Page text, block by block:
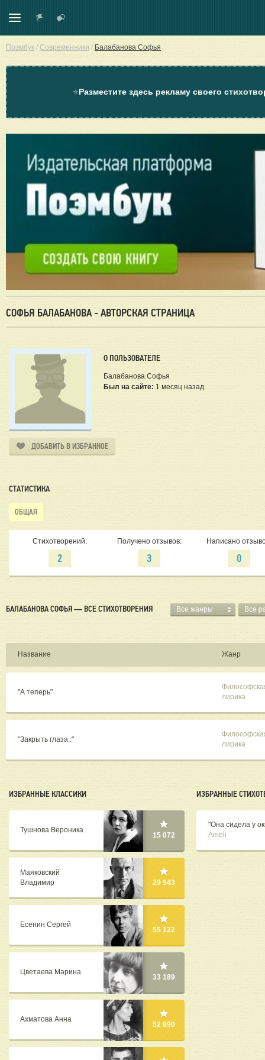
Поэмбук / Современники / Балабанова Софья
⭐Разместите здесь рекламу своего
СОФЬЯ БАЛАБАНОВА - АВТОРСКАЯ СТРАНИЦА
О ПОЛЬЗОВАТЕЛЕ
Балабанова Софья
Был на сайте: 1 месяц назад.
ДОБАВИТЬ В ИЗБРАННОЕ
СТАТИСТИКА
ОБЩАЯ
Стихотворений:
2
Получено отзывов:
3
Написано
0
БАЛАБАНОВА СОФЬЯ — ВСЕ СТИХОТВОРЕНИЯ Все жанры Все
Название Жанр
"А теперь"
лирика
"Закрыть глаза.."
лирика
ИЗБРАННЫЕ КЛАССИКИ
Тушнова Вероника
15 072
Маяковский
Владимир
29 943
Есенин Сергей
55 122
Цветаева Марина
33 189
Ахматова Анна
52 890
ИЗБРАННЫЕ
"Она сидела у
Ameli